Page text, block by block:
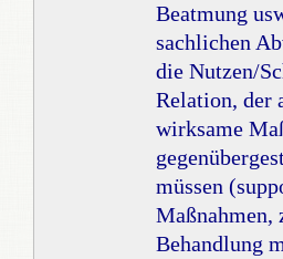
Beatmung
sachlichen
die Nutzen/
Relation, der
wirksame
müssen
Maßnahmen,
Behandlung